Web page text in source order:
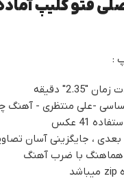
فتو کلیپ
:
دقیقه
-علی منتظری - آهنگ
41 عکس
، جایگزینی آسان
هماهنگ با ضرب آهنگ